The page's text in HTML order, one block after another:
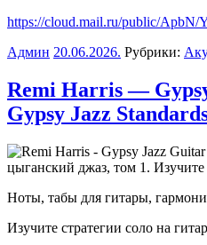
https://cloud.mail.ru/public/
Админ 20.06.2026. Рубрики:
Remi Harris —
Gypsy Jazz
цыганский джаз, том 1.
Ноты, табы для гитары,
Изучите стратегии соло на